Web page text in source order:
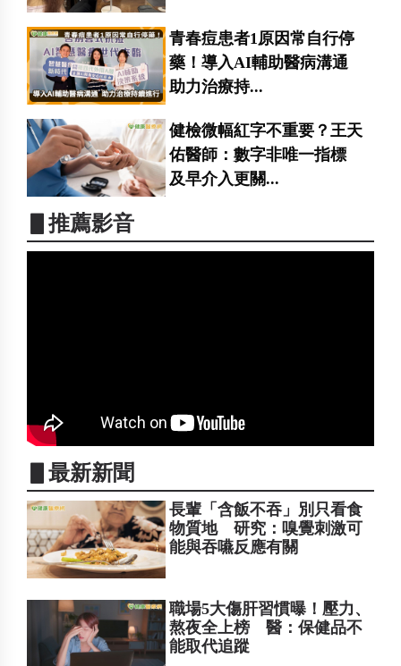
青春痘患者1原因常自行停
藥！導入AI輔助醫病溝通
助力治療持...
健檢微幅紅字不重要？王天
佑醫師：數字非唯一指標
及早介入更關...
▋推薦影音
▋最新新聞
長輩「含飯不吞」別只看食
物質地 研究：嗅覺刺激可
能與吞嚥反應有關
職場5大傷肝習慣曝！壓力、
熬夜全上榜 醫：保健品不
能取代追蹤